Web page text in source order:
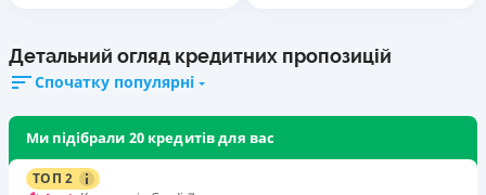
Детальний огляд кредитних пропозицій
Спочатку популярні
Ми підібрали 20 кредитів для вас
ТОП 2